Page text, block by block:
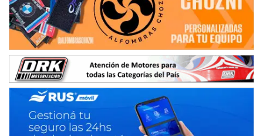
José Samuel Sánchez (Tierra)
Rufino (Santa Fe)
TUCUMANO - F5
Juan Navarro (Asfalto)
El Timbó (Tucumán)
COBERTURA ESPECIAL DE E-KART.COM.AR
08/09-AGO
IAME SERIES ARGENTINA 6
Ramiro Tot (Asfalto)